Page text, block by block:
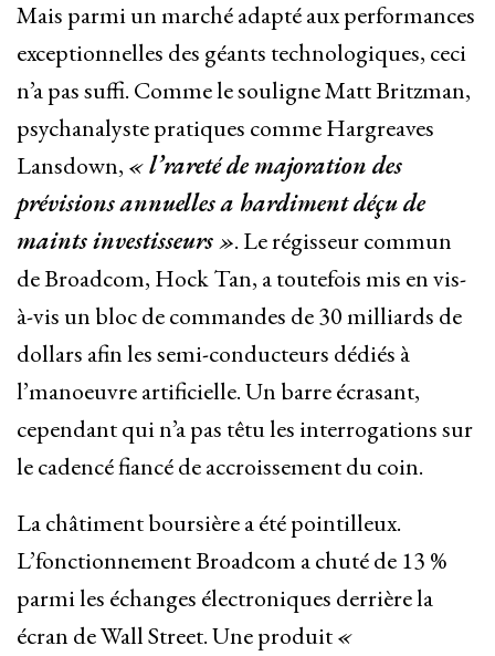
Mais parmi un marché adapté aux performances
exceptionnelles des géants technologiques, ceci
n’a pas suffi. Comme le souligne Matt Britzman,
psychanalyste pratiques comme Hargreaves
Lansdown, « l’rareté de majoration des
prévisions annuelles a hardiment déçu de
maints investisseurs ». Le régisseur commun
de Broadcom, Hock Tan, a toutefois mis en vis-
à-vis un bloc de commandes de 30 milliards de
dollars afin les semi-conducteurs dédiés à
l’manoeuvre artificielle. Un barre écrasant,
cependant qui n’a pas têtu les interrogations sur
le cadencé fiancé de accroissement du coin.
La châtiment boursière a été pointilleux.
L’fonctionnement Broadcom a chuté de 13 %
parmi les échanges électroniques derrière la
écran de Wall Street. Une produit«